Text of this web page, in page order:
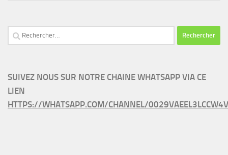
Rechercher :
SUIVEZ NOUS SUR NOTRE CHAINE WHATSAPP VIA CE
LIEN
HTTPS://WHATSAPP.COM/CHANNEL/